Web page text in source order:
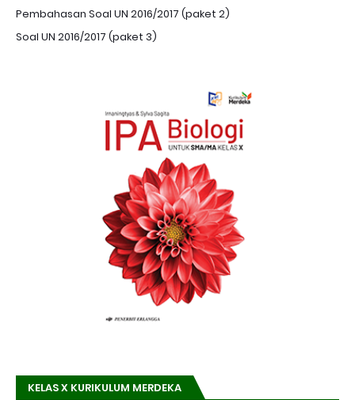
Pembahasan Soal UN 2016/2017 (paket 2)
Soal UN 2016/2017 (paket 3)
KELAS X KURIKULUM MERDEKA